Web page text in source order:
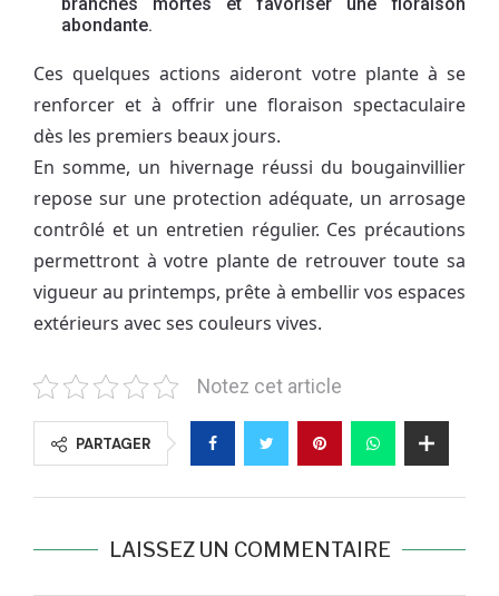
abondante.
Ces quelques actions aideront votre plante à se
renforcer et à offrir une floraison spectaculaire
dès les premiers beaux jours.
En somme, un hivernage réussi du bougainvillier
repose sur une protection adéquate, un arrosage
contrôlé et un entretien régulier. Ces précautions
permettront à votre plante de retrouver toute sa
vigueur au printemps, prête à embellir vos espaces
extérieurs avec ses couleurs vives.
Notez cet article
PARTAGER
LAISSEZ UN COMMENTAIRE